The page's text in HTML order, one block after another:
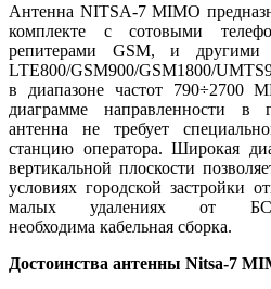
Антенна NITSA-7 MIMO
комплекте c сотовыми
репитерами GSM, и другими
LTE800/GSM900/GSM1800/
в диапазоне частот 790÷2700
диаграмме направленности в
антенна не требует
станцию оператора. Широкая
вертикальной плоскости
условиях городской застройки
малых удалениях от
необходима кабельная сборка.
Достоинства антенны Nitsa-7